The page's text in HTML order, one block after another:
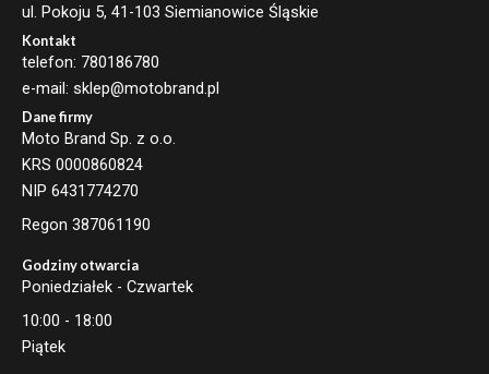
ul. Pokoju 5, 41-103 Siemianowice Śląskie
Kontakt
telefon: 780186780
e-mail: sklep@motobrand.pl
Dane firmy
Moto Brand Sp. z o.o.
KRS 0000860824
NIP 6431774270
Regon 387061190
Godziny otwarcia
Poniedziałek - Czwartek
10:00 - 18:00
Piątek